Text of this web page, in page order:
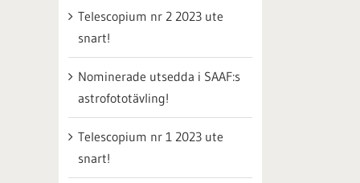
Telescopium nr 2 2023 ute
snart!
Nominerade utsedda i SAAF:s
astrofototävling!
Telescopium nr 1 2023 ute
snart!